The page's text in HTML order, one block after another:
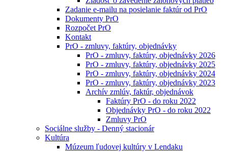
Zadanie e-mailu na posielanie faktúr od PrO
Dokumenty PrO
Rozpočet PrO
Kontakt
PrO - zmluvy, faktúry, objednávky
PrO - zmluvy, faktúry, objednávky 2026
PrO - zmluvy, faktúry, objednávky 2025
PrO - zmluvy, faktúry, objednávky 2024
PrO - zmluvy, faktúry, objednávky 2023
Archív zmlúv, faktúr, objednávok
Faktúry PrO - do roku 2022
Objednávky PrO - do roku 2022
Zmluvy PrO
Sociálne služby - Denný stacionár
Kultúra
Múzeum ľudovej kultúry v Lendaku